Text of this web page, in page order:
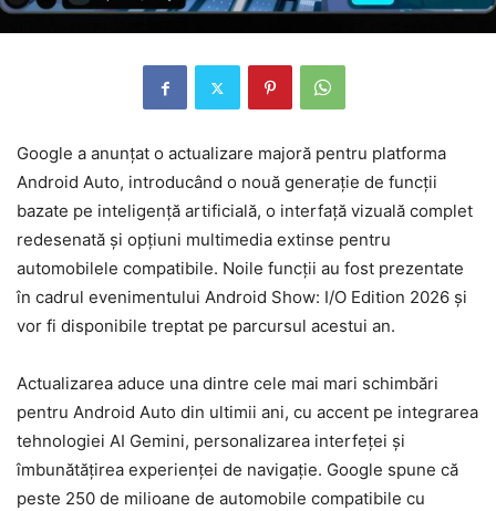
Google a anunțat o actualizare majoră pentru platforma
Android Auto, introducând o nouă generație de funcții
bazate pe inteligență artificială, o interfață vizuală complet
redesenată și opțiuni multimedia extinse pentru
automobilele compatibile. Noile funcții au fost prezentate
în cadrul evenimentului Android Show: I/O Edition 2026 și
vor fi disponibile treptat pe parcursul acestui an.
Actualizarea aduce una dintre cele mai mari schimbări
pentru Android Auto din ultimii ani, cu accent pe integrarea
tehnologiei AI Gemini, personalizarea interfeței și
îmbunătățirea experienței de navigație. Google spune că
peste 250 de milioane de automobile compatibile cu